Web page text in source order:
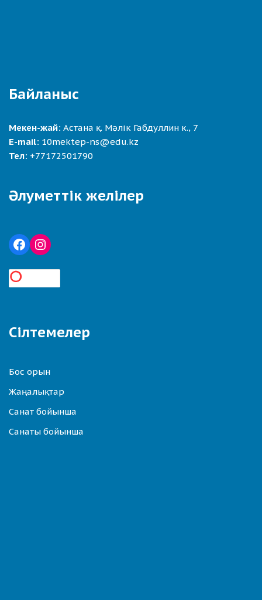
Байланыс
Мекен-жай: Астана қ. Мәлік Габдуллин к., 7
E-mail: 10mektep-ns@edu.kz
Тел: +77172501790
Әлуметтік желілер
Сілтемелер
Бос орын
Жаңалықтар
Санат бойынша
Санаты бойынша